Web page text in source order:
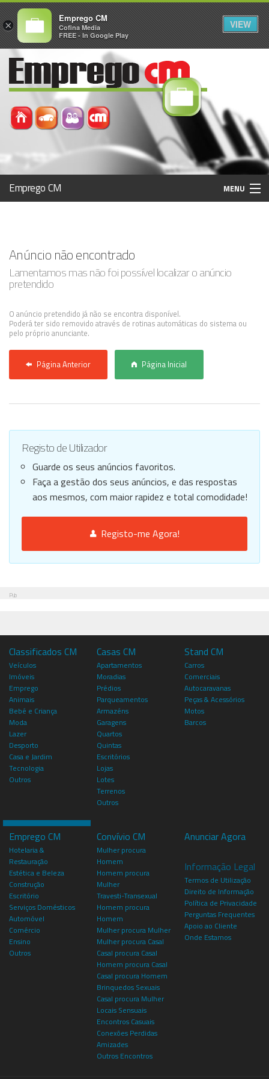
Emprego CM MENU
Registo / Login
Anunciar Agora
Anúncio não encontrado
Lamentamos mas não foi possível localizar o anúncio
pretendido
O anúncio pretendido já não se encontra disponível.
Poderá ter sido removido através de rotinas automáticas do sistema ou
pelo próprio anunciante.
Página Anterior Página Inicial
Registo de Utilizador
Guarde os seus anúncios favoritos.
Faça a gestão dos seus anúncios, e das respostas
aos mesmos, com maior rapidez e total comodidade!
Registo-me Agora!
Pub
Classificados CM
Veículos
Imóveis
Emprego
Animais
Bebé e Criança
Moda
Lazer
Desporto
Casa e Jardim
Tecnologia
Outros
Casas CM
Apartamentos
Moradias
Prédios
Parqueamentos
Armazéns
Garagens
Quartos
Quintas
Escritórios
Lojas
Lotes
Terrenos
Outros
Stand CM
Carros
Comerciais
Autocaravanas
Peças & Acessórios
Motos
Barcos
Emprego CM
Hotelaria &
Restauração
Estética e Beleza
Construção
Escritório
Serviços Domésticos
Automóvel
Comércio
Ensino
Outros
Convívio CM
Mulher procura
Homem
Homem procura
Mulher
Travesti-Transexual
Homem procura
Homem
Mulher procura Mulher
Mulher procura Casal
Casal procura Casal
Homem procura Casal
Casal procura Homem
Brinquedos Sexuais
Casal procura Mulher
Locais Sensuais
Encontros Casuais
Conexões Perdidas
Amizades
Outros Encontros
Anunciar Agora
Informação Legal
Termos de Utilização
Direito de Informação
Política de Privacidade
Perguntas Frequentes
Apoio ao Cliente
Onde Estamos
×
Emprego CM
Cofina Media
FREE - In Google Play
VIEW